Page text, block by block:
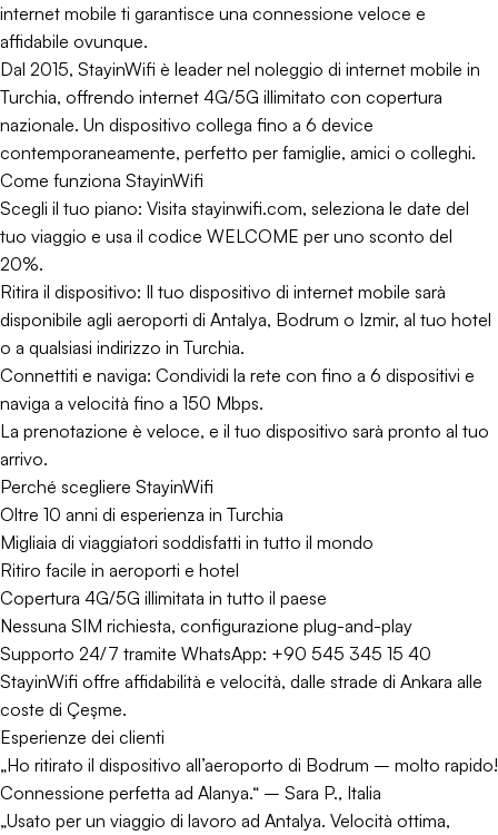
internet mobile ti garantisce una connessione veloce e
affidabile ovunque.
Dal 2015, StayinWifi è leader nel noleggio di internet mobile in
Turchia, offrendo internet 4G/5G illimitato con copertura
nazionale. Un dispositivo collega fino a 6 device
contemporaneamente, perfetto per famiglie, amici o colleghi.
Come funziona StayinWifi
Scegli il tuo piano: Visita stayinwifi.com, seleziona le date del
tuo viaggio e usa il codice WELCOME per uno sconto del
20%.
Ritira il dispositivo: Il tuo dispositivo di internet mobile sarà
disponibile agli aeroporti di Antalya, Bodrum o Izmir, al tuo hotel
o a qualsiasi indirizzo in Turchia.
Connettiti e naviga: Condividi la rete con fino a 6 dispositivi e
naviga a velocità fino a 150 Mbps.
La prenotazione è veloce, e il tuo dispositivo sarà pronto al tuo
arrivo.
Perché scegliere StayinWifi
Oltre 10 anni di esperienza in Turchia
Migliaia di viaggiatori soddisfatti in tutto il mondo
Ritiro facile in aeroporti e hotel
Copertura 4G/5G illimitata in tutto il paese
Nessuna SIM richiesta, configurazione plug-and-play
Supporto 24/7 tramite WhatsApp: +90 545 345 15 40
StayinWifi offre affidabilità e velocità, dalle strade di Ankara alle
coste di Çeşme.
Esperienze dei clienti
„Ho ritirato il dispositivo all’aeroporto di Bodrum – molto rapido!
Connessione perfetta ad Alanya.“ – Sara P., Italia
„Usato per un viaggio di lavoro ad Antalya. Velocità ottima,